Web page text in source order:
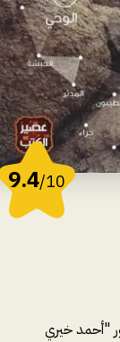
9.4/10
"أحمد خيري